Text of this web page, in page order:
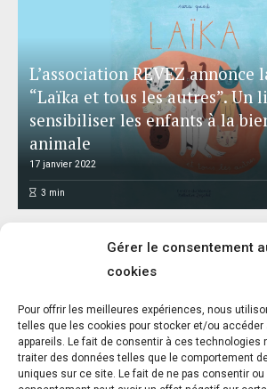
Gérer le consentement
cookies
Pour offrir les meilleures expériences, nous
telles que les cookies pour stocker et/ou accéder
appareils. Le fait de consentir à ces technologies
traiter des données telles que le comportement
uniques sur ce site. Le fait de ne pas consentir ou
L’association REVEZ annonce
“Laïka et tous les autres”. Un
sensibiliser les enfants à la
animale
17 janvier 2022
3 min
« C’est décidé, j’inscris mon
Maternelle »…